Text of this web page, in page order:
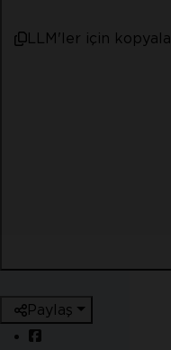
LLM'ler için kopyala
Paylaş